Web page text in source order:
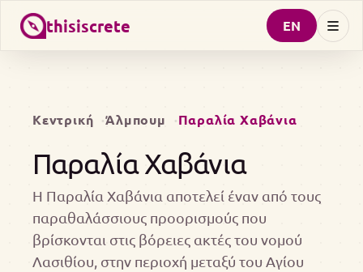
thisiscrete EN
Κεντρική Άλμπουμ Παραλία Χαβάνια
Παραλία Χαβάνια
Η Παραλία Χαβάνια αποτελεί έναν από τους
παραθαλάσσιους προορισμούς που
βρίσκονται στις βόρειες ακτές του νομού
Λασιθίου, στην περιοχή μεταξύ του Αγίου